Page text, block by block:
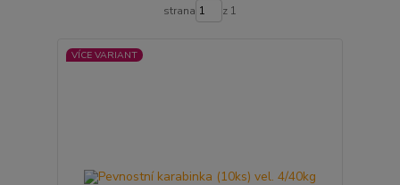
strana z 1
VÍCE VARIANT